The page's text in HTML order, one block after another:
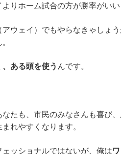
りホーム試合の方が勝率がい
アウェイ）でもやらなきゃしょ
ある頭を使う んです。
たも、市民のみなさんも喜び
れやすくなります。
ッショナルではないが、俺は